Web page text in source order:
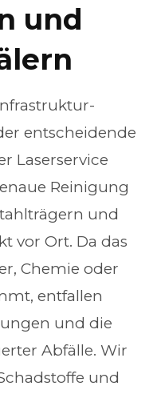
und
entscheidende
Laserservice
Reinigung
und
vor Ort. Da das
Chemie oder
entfallen
und die
Abfälle. Wir
und